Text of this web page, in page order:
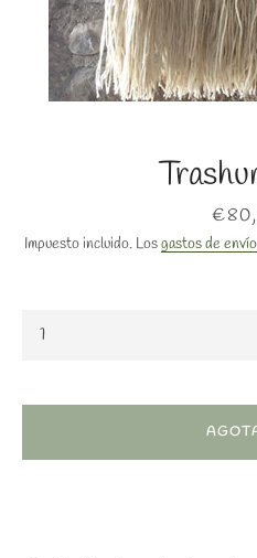
Impuesto incluido. Losgastos de envío